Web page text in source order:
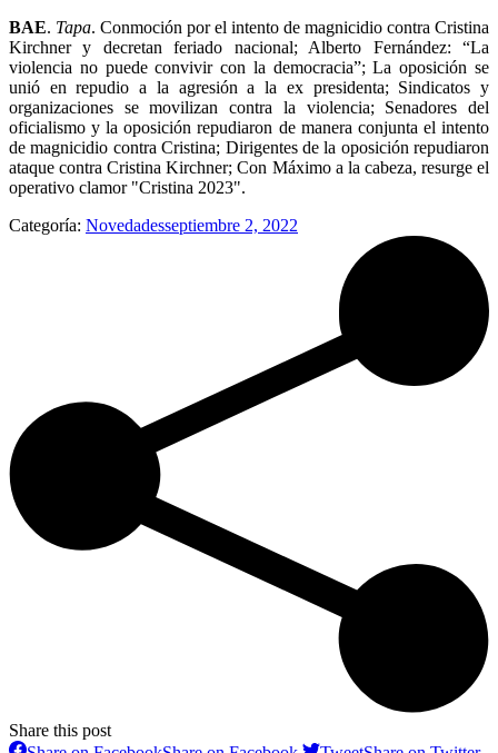
BAE. Tapa. Conmoción por el intento de magnicidio contra Cristina
Kirchner y decretan feriado nacional; Alberto Fernández: “La
violencia no puede convivir con la democracia”; La oposición se
unió en repudio a la agresión a la ex presidenta; Sindicatos y
organizaciones se movilizan contra la violencia; Senadores del
oficialismo y la oposición repudiaron de manera conjunta el intento
de magnicidio contra Cristina; Dirigentes de la oposición repudiaron
ataque contra Cristina Kirchner; Con Máximo a la cabeza, resurge el
operativo clamor "Cristina 2023".
Categoría: Novedadesseptiembre 2, 2022
Share this post